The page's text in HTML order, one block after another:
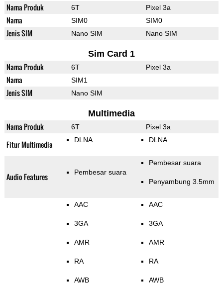
Nama Produk 6T Pixel 3a
Nama SIM0 SIM0
Jenis SIM Nano SIM Nano SIM
Sim Card 1
Nama Produk 6T Pixel 3a
Nama SIM1
Jenis SIM Nano SIM
Multimedia
Nama Produk 6T Pixel 3a
Fitur Multimedia DLNA DLNA
Audio Features Pembesar suara
Pembesar suara
Penyambung 3.5mm
AAC
3GA
AMR
RA
AWB
AAC
3GA
AMR
RA
AWB